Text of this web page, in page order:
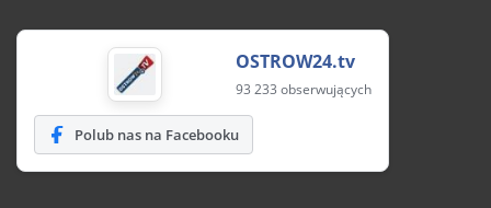
OSTROW24.tv
93 233 obserwujących
Polub nas na Facebooku